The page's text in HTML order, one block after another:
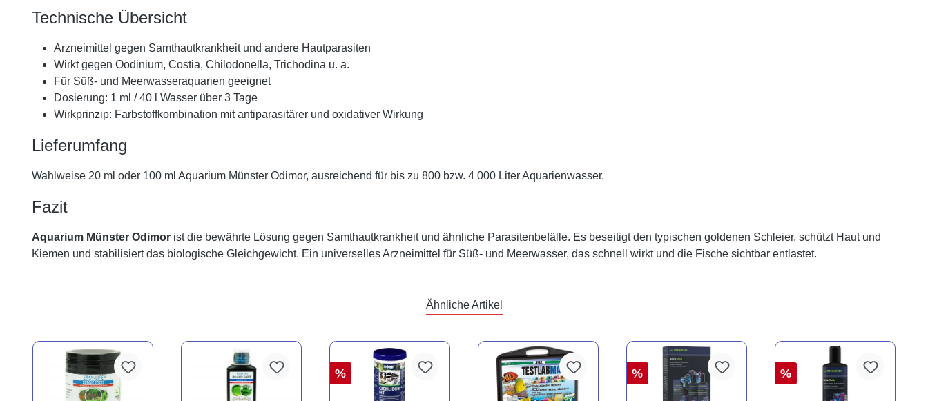
Technische Übersicht
Arzneimittel gegen Samthautkrankheit und andere Hautparasiten
Wirkt gegen Oodinium, Costia, Chilodonella, Trichodina u. a.
Für Süß- und Meerwasseraquarien geeignet
Dosierung: 1 ml / 40 l Wasser über 3 Tage
Wirkprinzip: Farbstoffkombination mit antiparasitärer und oxidativer Wirkung
Lieferumfang
Wahlweise 20 ml oder 100 ml Aquarium Münster Odimor, ausreichend für bis zu 800 bzw. 4 000 Liter Aquarienwasser.
Fazit
Aquarium Münster Odimor ist die bewährte Lösung gegen Samthautkrankheit und ähnliche Parasitenbefälle. Es beseitigt den typischen goldenen Schleier, schützt Haut und
Kiemen und stabilisiert das biologische Gleichgewicht. Ein universelles Arzneimittel für Süß- und Meerwasser, das schnell wirkt und die Fische sichtbar entlastet.
Ähnliche Artikel
% % %